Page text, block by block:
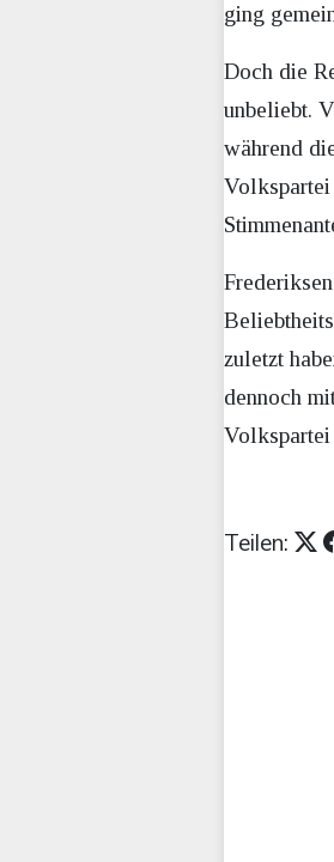
ging
Doch die
unbeliebt.
während
zuletzt
dennoch
Volkspartei
Teilen: